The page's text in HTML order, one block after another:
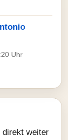
Uhr
direkt weiter